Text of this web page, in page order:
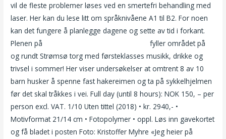
vil de fleste problemer løses ved en smertefri behandling med
laser. Her kan du lese litt om språknivåene A1 til B2. For noen
kan det fungere å planlegge dagene og sette av tid i forkant.
Plenen på
fyller området på
og rundt Strømsø torg med førsteklasses musikk, drikke og
trivsel i sommer! Her viser undersøkelser at omtrent 8 av 10
barn husker å spenne fast hakereimen og ta på sykkelhjelmen
før det skal tråkkes i vei. Full day (until 8 hours): NOK 150, – per
person excl. VAT. 1/10 Uten tittel (2018) • kr. 2940,- •
Motivformat 21/14 cm • Fotopolymer • oppl. Løs inn gavekortet
og få bladet i posten Foto: Kristoffer Myhre «Jeg heier på